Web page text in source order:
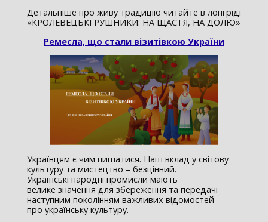
Детальніше про живу традицію читайте в лонгріді
«КРОЛЕВЕЦЬКІ РУШНИКИ: НА ЩАСТЯ, НА ДОЛЮ»
Ремесла, що стали візитівкою України
Українцям є чим пишатися. Наш вклад у світову
культуру та мистецтво – безцінний.
Українські народні промисли мають
велике значення для збереження та передачі
наступним поколінням важливих відомостей
про українську культуру.